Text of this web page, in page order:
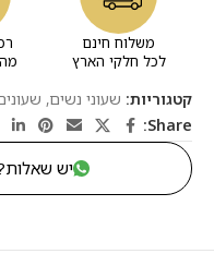
משלוח חינם
לכל חלקי הארץ
קטגוריות: שעוני נשים,
Share:
יש